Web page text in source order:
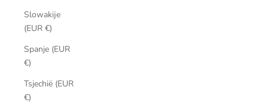
Slowakije
(EUR €)
Spanje (EUR
€)
Tsjechië (EUR
€)